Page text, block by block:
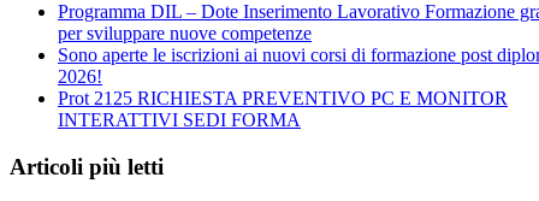
Programma DIL – Dote Inserimento Lavorativo Formazione
per sviluppare nuove competenze
Sono aperte le iscrizioni ai nuovi corsi di formazione post
2026!
Prot 2125 RICHIESTA PREVENTIVO PC E MONITOR
INTERATTIVI SEDI FORMA
Articoli più letti